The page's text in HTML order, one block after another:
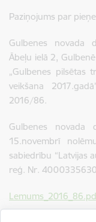
Paziņojums par
Gulbenes novada
Ābeļu ielā 2,
„Gulbenes pilsētas
veikšana
2016/86.
Gulbenes novada
15.novembrī
sabiedrību “Latvijas
reģ. Nr.